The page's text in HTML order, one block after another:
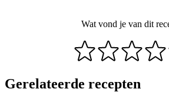
Wat vond je van dit
Gerelateerde recepten